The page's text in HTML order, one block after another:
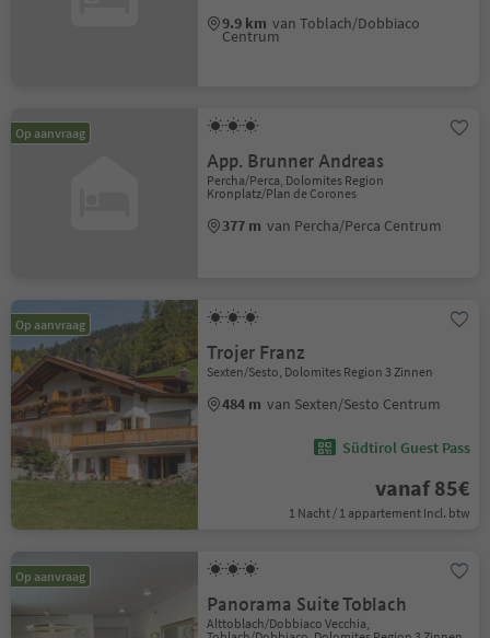
9.9 km van Toblach/Dobbiaco
Centrum
Op aanvraag
App. Brunner Andreas
Percha/Perca, Dolomites Region
Kronplatz/Plan de Corones
377 m van Percha/Perca Centrum
Op aanvraag
Trojer Franz
Sexten/Sesto, Dolomites Region 3 Zinnen
484 m van Sexten/Sesto Centrum
Südtirol Guest Pass
vanaf 85€
1 Nacht / 1 appartement Incl. btw
Op aanvraag
Panorama Suite Toblach
Alttoblach/Dobbiaco Vecchia,